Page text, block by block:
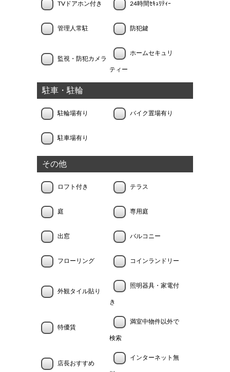
TVドアホン付き 24時間ｾｷｭﾘﾃｨｰ
管理人常駐 防犯鍵
監視・防犯カメラ
ホームセキュリ
ティー
駐車・駐輪
駐輪場有り バイク置場有り
駐車場有り
その他
ロフト付き テラス
庭 専用庭
出窓 バルコニー
フローリング コインランドリー
外観タイル貼り
照明器具・家電付
き
特優賃
満室中物件以外で
検索
店長おすすめ
インターネット無